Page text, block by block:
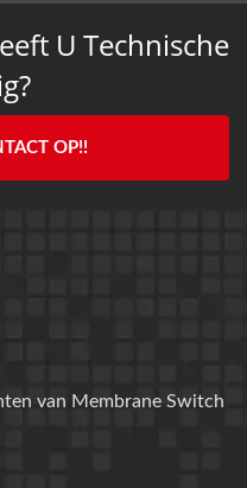
U Technische
OP!!
van Membrane Switch